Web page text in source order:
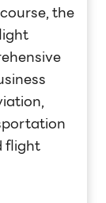
the
flight